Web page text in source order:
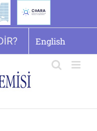
English